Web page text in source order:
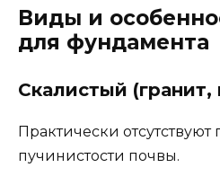
Виды и
для фундамента
Скалистый (гранит,
Практически
пучинистости почвы.